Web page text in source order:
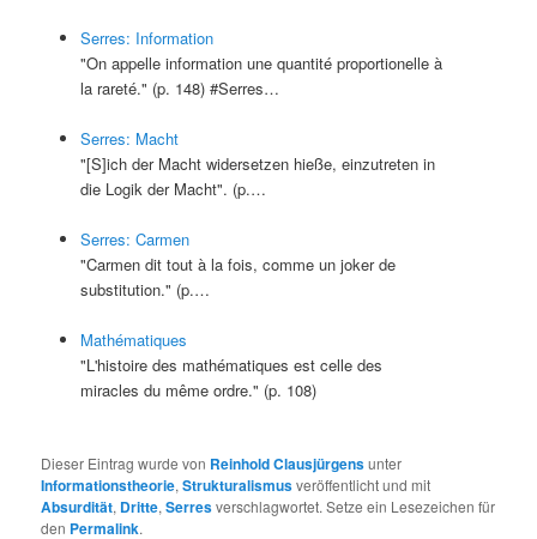
Serres: Information
"On appelle information une quantité proportionelle à
la rareté." (p. 148) #Serres…
Serres: Macht
"[S]ich der Macht widersetzen hieße, einzutreten in
die Logik der Macht". (p.…
Serres: Carmen
"Carmen dit tout à la fois, comme un joker de
substitution." (p.…
Mathématiques
"L'histoire des mathématiques est celle des
miracles du même ordre." (p. 108)
Dieser Eintrag wurde von Reinhold Clausjürgensunter
Informationstheorie,Strukturalismusveröffentlicht und mit
Absurdität, Dritte,Serresverschlagwortet. Setze ein Lesezeichen für
den Permalink.